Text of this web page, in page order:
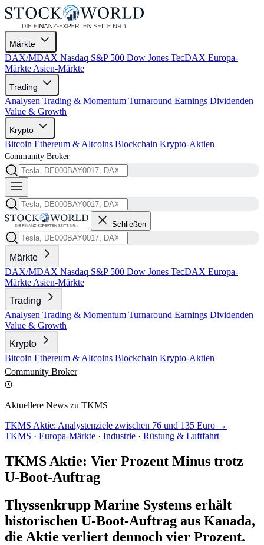
Märkte
DAX/MDAX Nasdaq S&P 500 Dow Jones TecDAX Europa-
Märkte Asien-Märkte
Trading
Analysen Trading & Momentum Turnaround Earnings Dividenden
Value & Growth
Krypto
Bitcoin Ethereum & Altcoins Blockchain Krypto-Aktien
Community Broker
Schließen
Märkte
DAX/MDAX Nasdaq S&P 500 Dow Jones TecDAX Europa-
Märkte Asien-Märkte
Trading
Analysen Trading & Momentum Turnaround Earnings Dividenden
Value & Growth
Krypto
Bitcoin Ethereum & Altcoins Blockchain Krypto-Aktien
Community Broker
Aktuellere News zu TKMS
TKMS Aktie: Analystenziele zwischen 76 und 135 Euro →
TKMS · Europa-Märkte · Industrie · Rüstung & Luftfahrt
TKMS Aktie: Vier Prozent Minus trotz
U-Boot-Auftrag
Thyssenkrupp Marine Systems erhält
historischen U-Boot-Auftrag aus Kanada,
die Aktie verliert dennoch vier Prozent.